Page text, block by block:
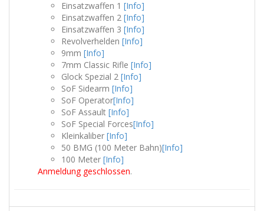
Einsatzwaffen 1 [Info]
Einsatzwaffen 2 [Info]
Einsatzwaffen 3 [Info]
Revolverhelden [Info]
9mm [Info]
7mm Classic Rifle [Info]
Glock Spezial 2 [Info]
SoF Sidearm [Info]
SoF Operator[Info]
SoF Assault [Info]
SoF Special Forces[Info]
Kleinkaliber [Info]
50 BMG (100 Meter Bahn)[Info]
100 Meter [Info]
Anmeldung geschlossen.